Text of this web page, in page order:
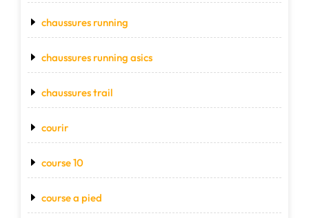
chaussures running
chaussures running asics
chaussures trail
courir
course 10
course a pied